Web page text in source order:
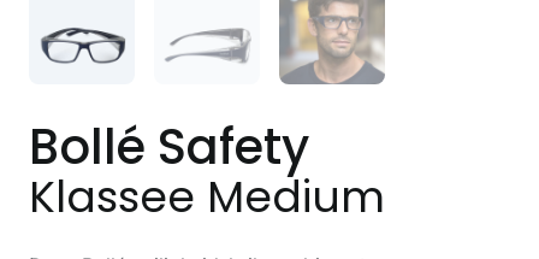
Bollé Safety
Klassee Medium